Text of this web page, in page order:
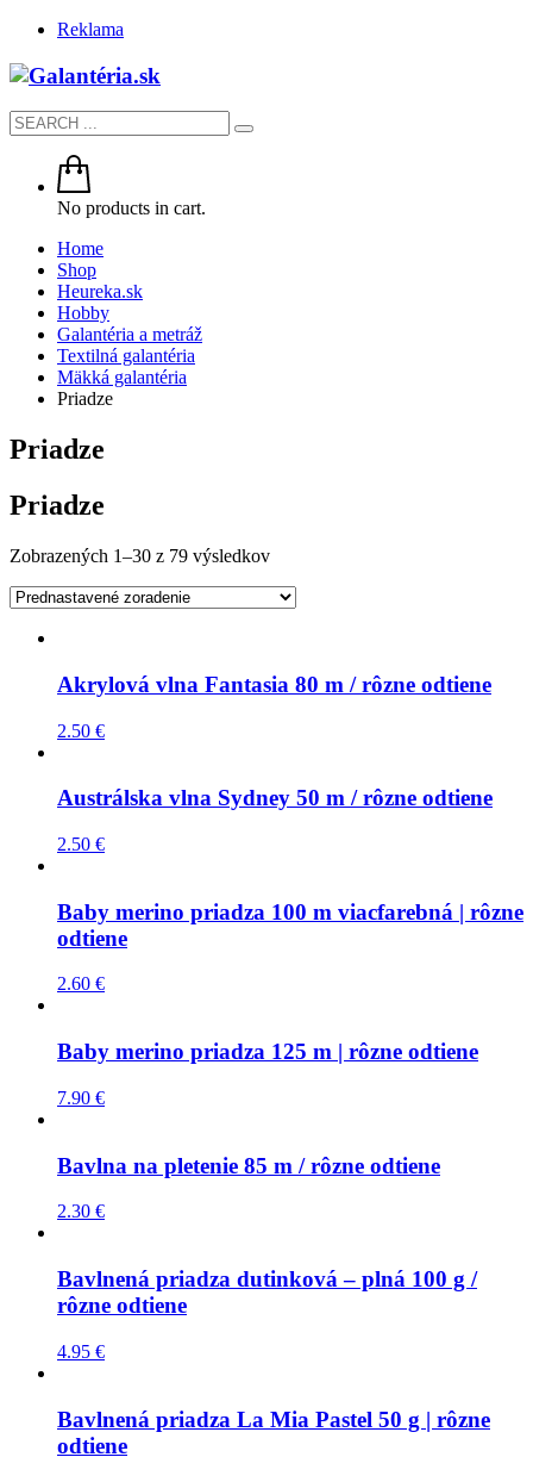
Reklama
No products in cart.
Home
Shop
Heureka.sk
Hobby
Galantéria a metráž
Textilná galantéria
Mäkká galantéria
Priadze
Priadze
Priadze
Zobrazených 1–30 z 79 výsledkov
Akrylová vlna Fantasia 80 m / rôzne odtiene
2.50 €
Austrálska vlna Sydney 50 m / rôzne odtiene
2.50 €
Baby merino priadza 100 m viacfarebná | rôzne
odtiene
2.60 €
Baby merino priadza 125 m | rôzne odtiene
7.90 €
Bavlna na pletenie 85 m / rôzne odtiene
2.30 €
Bavlnená priadza dutinková – plná 100 g /
rôzne odtiene
4.95 €
Bavlnená priadza La Mia Pastel 50 g | rôzne
odtiene